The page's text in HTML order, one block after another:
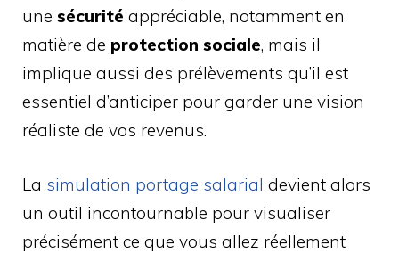
une sécurité appréciable, notamment en
matière de protection sociale, mais il
implique aussi des prélèvements qu’il est
essentiel d’anticiper pour garder une vision
réaliste de vos revenus.
La simulation portage salarial devient alors
un outil incontournable pour visualiser
précisément ce que vous allez réellement